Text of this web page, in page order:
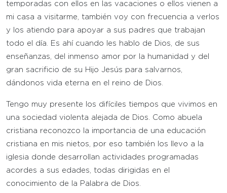
temporadas con ellos en las vacaciones o ellos vienen a
mi casa a visitarme, también voy con frecuencia a verlos
y los atiendo para apoyar a sus padres que trabajan
todo el día. Es ahí cuando les hablo de Dios, de sus
enseñanzas, del inmenso amor por la humanidad y del
gran sacrificio de su Hijo Jesús para salvarnos,
dándonos vida eterna en el reino de Dios.
Tengo muy presente los difíciles tiempos que vivimos en
una sociedad violenta alejada de Dios. Como abuela
cristiana reconozco la importancia de una educación
cristiana en mis nietos, por eso también los llevo a la
iglesia donde desarrollan actividades programadas
acordes a sus edades, todas dirigidas en el
conocimiento de la Palabra de Dios.